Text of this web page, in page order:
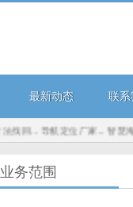
最新动态 联系
导航定位厂家... 智慧海洋战略
业务范围